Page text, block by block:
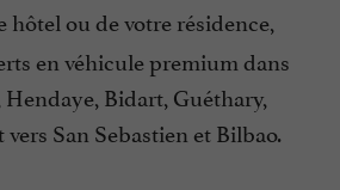
ou de votre résidence,
en véhicule premium dans
Bidart, Guéthary,
San Sebastien et Bilbao.